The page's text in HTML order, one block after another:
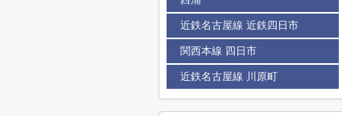
近鉄名古屋線 近鉄四日市
関西本線 四日市
近鉄名古屋線 川原町